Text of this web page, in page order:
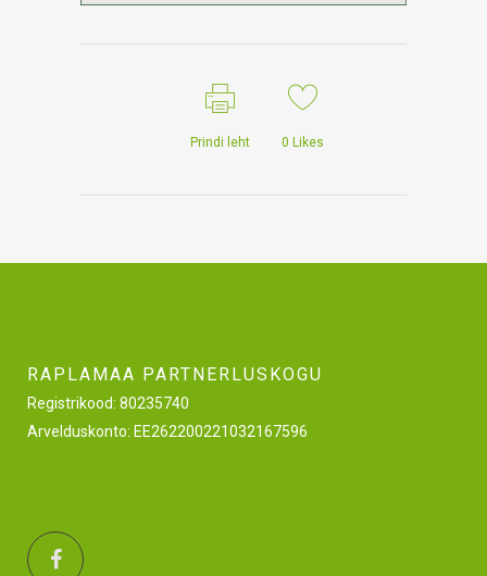
Prindi leht 0 Likes
RAPLAMAA PARTNERLUSKOGU
Registrikood: 80235740
Arvelduskonto: EE262200221032167596